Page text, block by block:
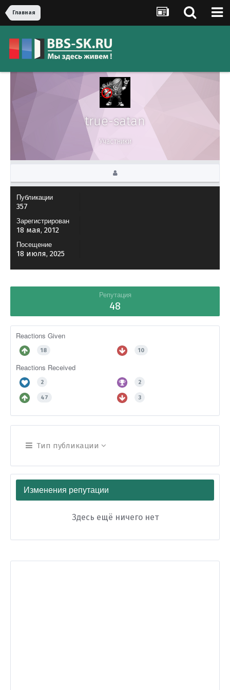
Главная
true-satan
Участники
Публикации
357
Зарегистрирован
18 мая, 2012
Посещение
18 июля, 2025
Репутация
48
Reactions Given
18 10
Reactions Received
2 2
47 3
Тип публикации
Изменения репутации
Здесь ещё ничего нет